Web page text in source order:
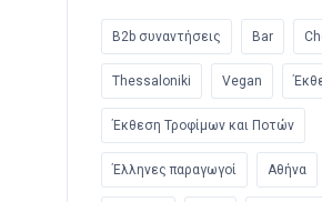
B2b συναντήσεις Bar
Thessaloniki Vegan
Έκθεση Τροφίμων και Ποτών
Έλληνες παραγωγοί Αθήνα